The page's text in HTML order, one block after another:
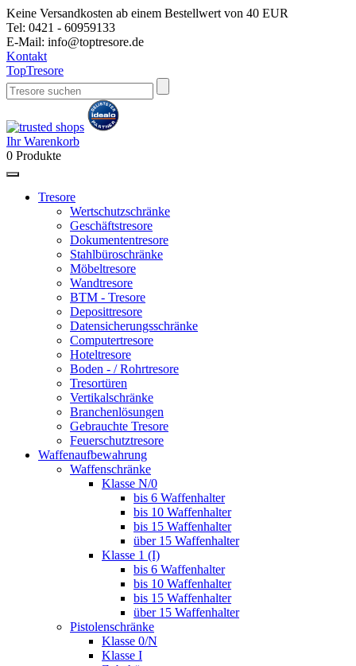
Keine Versandkosten ab einem Bestellwert von 40 EUR
Tel: 0421 - 60959133
E-Mail: info@toptresore.de
Kontakt
TopTresore
Ihr Warenkorb
0 Produkte
Tresore
Wertschutzschränke
Geschäftstresore
Dokumententresore
Stahlbüroschränke
Möbeltresore
Wandtresore
BTM - Tresore
Deposittresore
Datensicherungsschränke
Computertresore
Hoteltresore
Boden - / Rohrtresore
Tresortüren
Vertikalschränke
Branchenlösungen
Gebrauchte Tresore
Feuerschutztresore
Waffenaufbewahrung
Waffenschränke
Klasse N/0
bis 6 Waffenhalter
bis 10 Waffenhalter
bis 15 Waffenhalter
über 15 Waffenhalter
Klasse 1 (I)
bis 6 Waffenhalter
bis 10 Waffenhalter
bis 15 Waffenhalter
über 15 Waffenhalter
Pistolenschränke
Klasse 0/N
Klasse I